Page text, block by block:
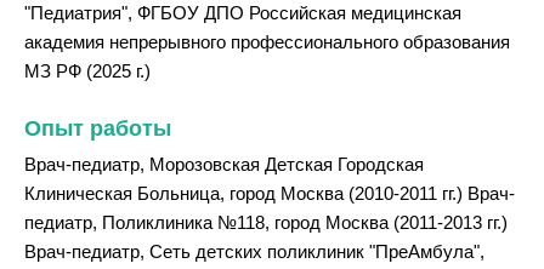
"Педиатрия", ФГБОУ ДПО Российская медицинская
академия непрерывного профессионального образования
МЗ РФ (2025 г.)
Опыт работы
Врач-педиатр, Морозовская Детская Городская
Клиническая Больница, город Москва (2010-2011 гг.) Врач-
педиатр, Поликлиника №118, город Москва (2011-2013 гг.)
Врач-педиатр, Сеть детских поликлиник "ПреАмбула",